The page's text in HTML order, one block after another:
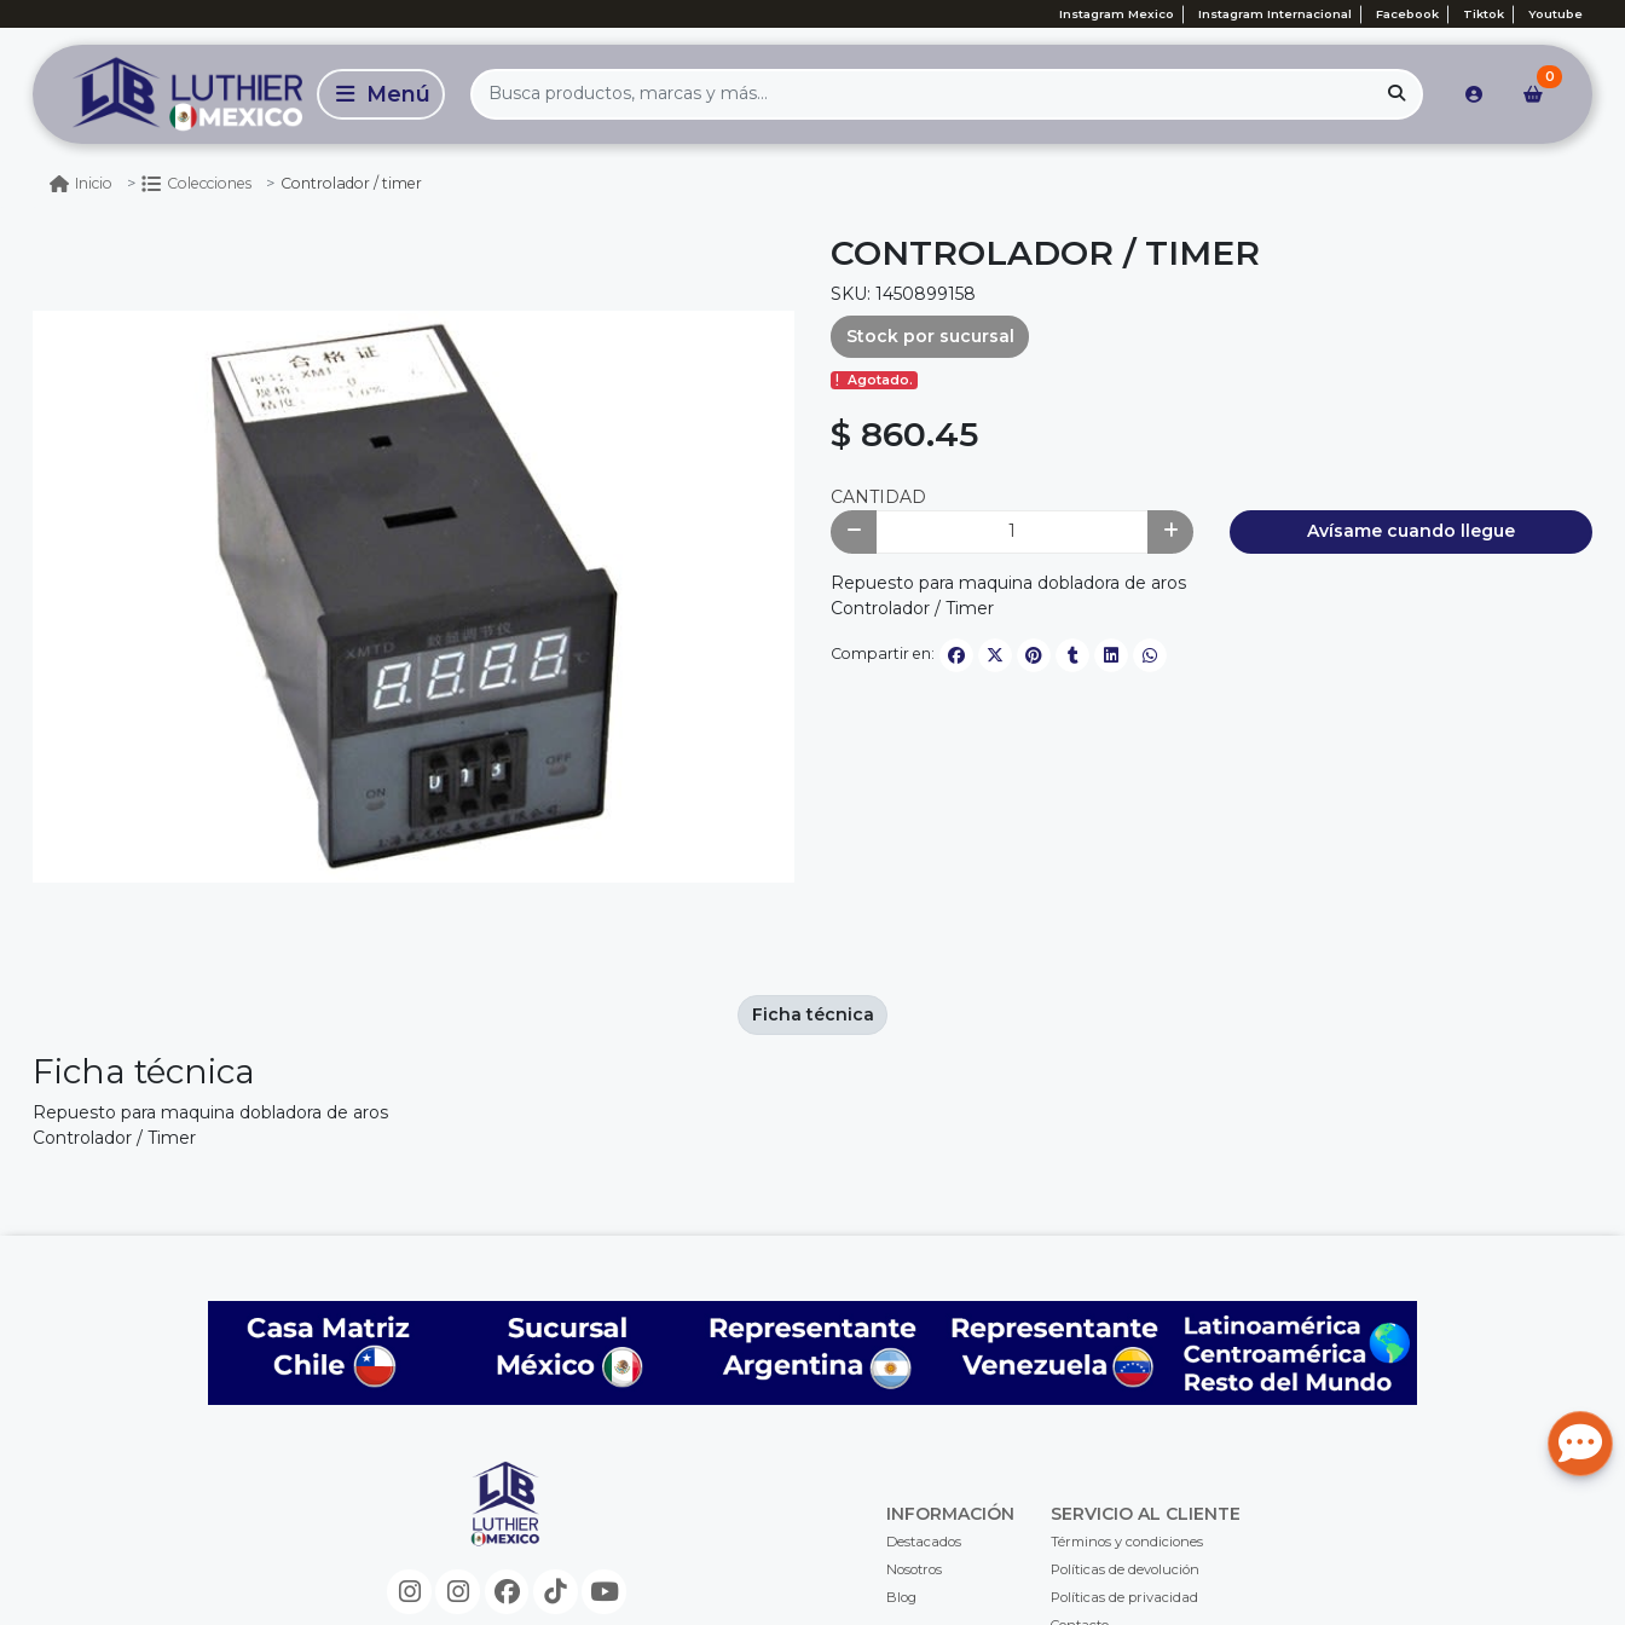
Instagram Mexico Instagram Internacional Facebook Tiktok Youtube
0
Inicio Colecciones Controlador / timer
CONTROLADOR / TIMER
SKU: 1450899158
Stock por sucursal
Agotado.
$ 860.45
CANTIDAD
Avísame cuando llegue
Repuesto para maquina dobladora de aros
Controlador / Timer
Compartir en:
Ficha técnica
Repuesto para maquina dobladora de aros
Controlador / Timer
Ficha técnica
INFORMACIÓN
Destacados
Nosotros
Blog
SERVICIO AL CLIENTE
Términos y condiciones
Políticas de devolución
Políticas de privacidad